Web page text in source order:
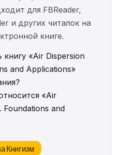
для FBReader,
и других читалок на
книге.
«Air Dispersion
and Applications»
«Air
Foundations and
Книгизм